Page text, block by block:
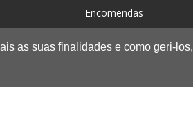
as suas finalidades e como geri-los,
Encomendas
Trocas e devoluções